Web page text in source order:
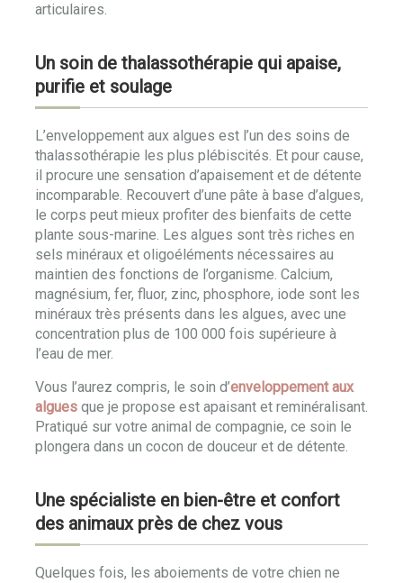
articulaires.
Un soin de thalassothérapie qui apaise,
purifie et soulage
L’enveloppement aux algues est l’un des soins de
thalassothérapie les plus plébiscités. Et pour cause,
il procure une sensation d’apaisement et de détente
incomparable. Recouvert d’une pâte à base d’algues,
le corps peut mieux profiter des bienfaits de cette
plante sous-marine. Les algues sont très riches en
sels minéraux et oligoéléments nécessaires au
maintien des fonctions de l’organisme. Calcium,
magnésium, fer, fluor, zinc, phosphore, iode sont les
minéraux très présents dans les algues, avec une
concentration plus de 100 000 fois supérieure à
l’eau de mer.
Vous l’aurez compris, le soin d’enveloppement aux
algues que je propose est apaisant et reminéralisant.
Pratiqué sur votre animal de compagnie, ce soin le
plongera dans un cocon de douceur et de détente.
Une spécialiste en bien-être et confort
des animaux près de chez vous
Quelques fois, les aboiements de votre chien ne